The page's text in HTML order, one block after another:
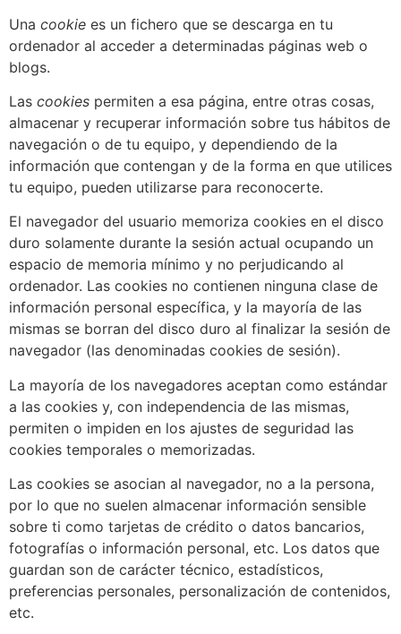
Una cookie es un fichero que se descarga en tu
ordenador al acceder a determinadas páginas web o
blogs.
Las cookies permiten a esa página, entre otras cosas,
almacenar y recuperar información sobre tus hábitos de
navegación o de tu equipo, y dependiendo de la
información que contengan y de la forma en que utilices
tu equipo, pueden utilizarse para reconocerte.
El navegador del usuario memoriza cookies en el disco
duro solamente durante la sesión actual ocupando un
espacio de memoria mínimo y no perjudicando al
ordenador. Las cookies no contienen ninguna clase de
información personal específica, y la mayoría de las
mismas se borran del disco duro al finalizar la sesión de
navegador (las denominadas cookies de sesión).
La mayoría de los navegadores aceptan como estándar
a las cookies y, con independencia de las mismas,
permiten o impiden en los ajustes de seguridad las
cookies temporales o memorizadas.
Las cookies se asocian al navegador, no a la persona,
por lo que no suelen almacenar información sensible
sobre ti como tarjetas de crédito o datos bancarios,
fotografías o información personal, etc. Los datos que
guardan son de carácter técnico, estadísticos,
preferencias personales, personalización de contenidos,
etc.